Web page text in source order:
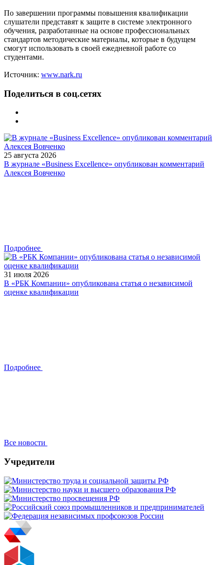
По завершении программы повышения квалификации
слушатели представят к защите в системе электронного
обучения, разработанные на основе профессиональных
стандартов методические материалы, которые в будущем
смогут использовать в своей ежедневной работе со
студентами.
Источник: www.nark.ru
Поделиться в соц.сетях
25 августа 2026
В журнале «Business Excellence» опубликован комментарий
Алексея Вовченко
Подробнее
31 июля 2026
В «РБК Компании» опубликована статья о независимой
оценке квалификации
Подробнее
Все новости
Учредители